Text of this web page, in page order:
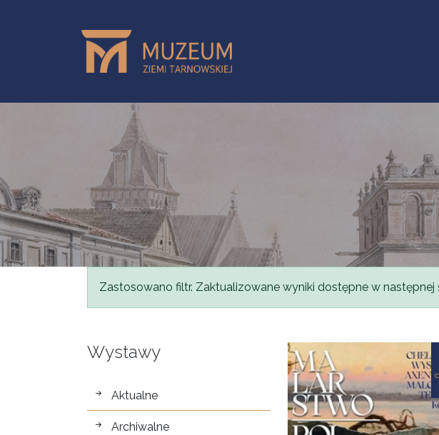
Komunikat
Zastosowano filtr. Zaktualizowane wyniki dostępne w następnej
Wystawy
wystawy
Aktualne
Archiwalne